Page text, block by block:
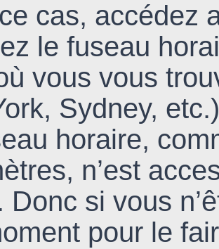
cas, accédez
le fuseau
vous vous
Sydney,
horaire,
n’est
Donc si vous
pour le